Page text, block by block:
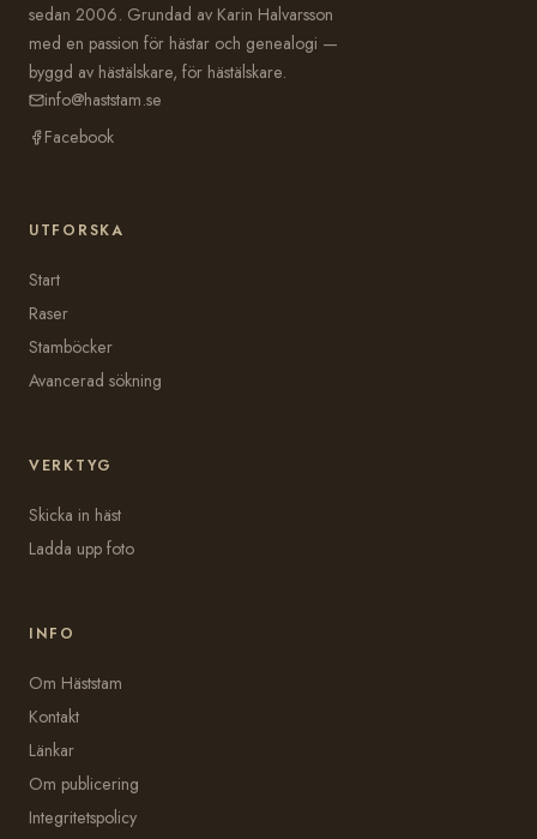
sedan 2006. Grundad av Karin Halvarsson
med en passion för hästar och genealogi —
byggd av hästälskare, för hästälskare.
info@haststam.se
Facebook
UTFORSKA
Start
Raser
Stamböcker
Avancerad sökning
VERKTYG
Skicka in häst
Ladda upp foto
INFO
Om Häststam
Kontakt
Länkar
Om publicering
Integritetspolicy